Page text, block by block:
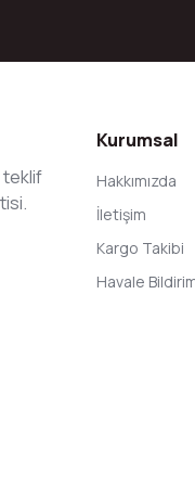
teklif
Kurumsal
Hakkımızda
İletişim
Kargo Takibi
Havale